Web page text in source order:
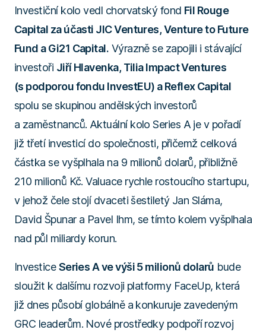
Investiční kolo vedl chorvatský fond Fil Rouge
Capital za účasti JIC Ventures, Venture to Future
Fund a Gi21 Capital. Výrazně se zapojili i stávající
investoři Jiří Hlavenka, Tilia Impact Ventures
(s podporou fondu InvestEU) a Reflex Capital
spolu se skupinou andělských investorů
a zaměstnanců. Aktuální kolo Series A je v pořadí
již třetí investicí do společnosti, přičemž celková
částka se vyšplhala na 9 milionů dolarů, přibližně
210 milionů Kč. Valuace rychle rostoucího startupu,
v jehož čele stojí dvaceti šestiletý Jan Sláma,
David Špunar a Pavel Ihm, se tímto kolem vyšplhala
nad půl miliardy korun.
InvesticeSeries A ve výši 5 milionů dolarů bude
sloužit k dalšímu rozvoji platformy FaceUp, která
již dnes působí globálně a konkuruje zavedeným
GRC leaderům. Nové prostředky podpoří rozvoj